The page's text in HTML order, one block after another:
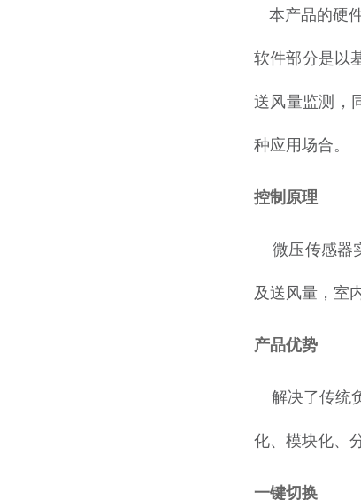
本产品的硬
软件部分是以
送风量监测，
种应用场合。
控制原理
微压传感器
及送风量，室
产品优势
解决了传统
化、模块化、
一键切换